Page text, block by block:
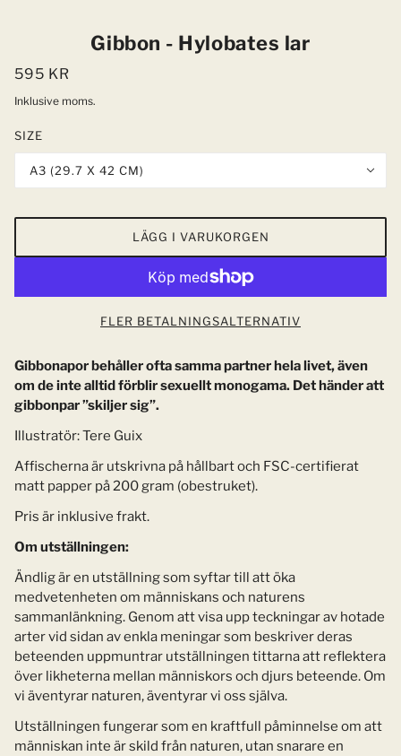
Gibbon - Hylobates lar
595 KR
Inklusive moms.
SIZE
A3 (29.7 X 42 CM)
LÄGG I VARUKORGEN
FLER BETALNINGSALTERNATIV
Gibbonapor behåller ofta samma partner hela livet, även
om deinte alltid förblir sexuellt monogama. Det händer att
gibbonpar”skiljer sig”.
Illustratör: Tere Guix
Affischerna är utskrivna på hållbart och FSC-certifierat
matt papper på 200 gram (obestruket).
Pris är inklusive frakt.
Om utställningen:
Ändlig är en utställning som syftar till att öka
medvetenheten om människans och naturens
sammanlänkning. Genom att visa upp teckningar av hotade
arter vid sidan av enkla meningar som beskriver deras
beteenden uppmuntrar utställningen tittarna att reflektera
över likheterna mellan människors och djurs beteende. Om
vi äventyrar naturen, äventyrar vi oss själva.
Utställningen fungerar som en kraftfull påminnelse om att
människan inte är skild från naturen, utan snarare en